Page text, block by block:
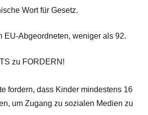
Wort für Gesetz.
EU-Abgeordneten, weniger als 92.
zu FORDERN!
fordern, dass Kinder mindestens 16
um Zugang zu sozialen Medien zu